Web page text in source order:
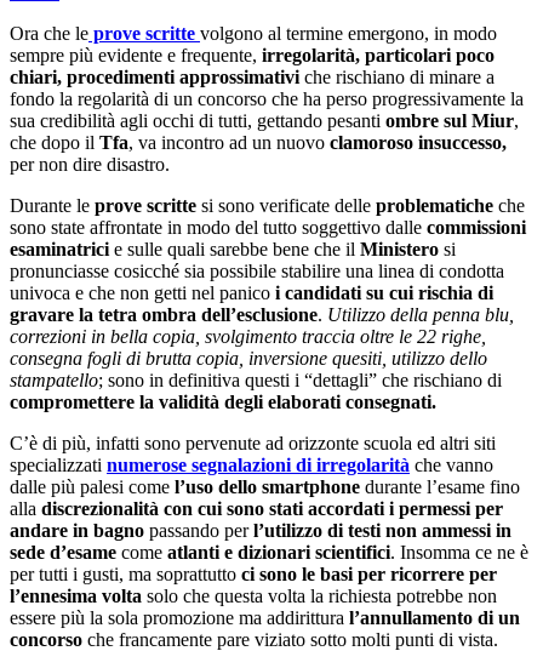
Ora che le prove scritte volgono al termine emergono, in modo
sempre più evidente e frequente, irregolarità, particolari poco
chiari, procedimenti approssimativi che rischiano di minare a
fondo la regolarità di un concorso che ha perso progressivamente la
sua credibilità agli occhi di tutti, gettando pesanti ombre sul Miur,
che dopo il Tfa, va incontro ad un nuovo clamoroso insuccesso,
per non dire disastro.
Durante le prove scritte si sono verificate delle problematiche che
sono state affrontate in modo del tutto soggettivo dalle commissioni
esaminatrici e sulle quali sarebbe bene che il Ministero si
pronunciasse cosicché sia possibile stabilire una linea di condotta
univoca e che non getti nel panico i candidati su cui rischia di
gravare la tetra ombra dell’esclusione. Utilizzo della penna blu,
correzioni in bella copia, svolgimento traccia oltre le 22 righe,
consegna fogli di brutta copia, inversione quesiti, utilizzo dello
stampatello; sono in definitiva questi i “dettagli” che rischiano di
compromettere la validità degli elaborati consegnati.
C’è di più, infatti sono pervenute ad orizzonte scuola ed altri siti
specializzati numerose segnalazioni di irregolarità che vanno
dalle più palesi come l’uso dello smartphone durante l’esame fino
alla discrezionalità con cui sono stati accordati i permessi per
andare in bagno passando perl’utilizzo di testi non ammessi in
sede d’esame come atlanti e dizionari scientifici. Insomma ce ne è
per tutti i gusti, ma soprattutto ci sono le basi per ricorrere per
l’ennesima volta solo che questa volta la richiesta potrebbe non
essere più la sola promozione ma addirittura l’annullamento di un
concorso che francamente pare viziato sotto molti punti di vista.